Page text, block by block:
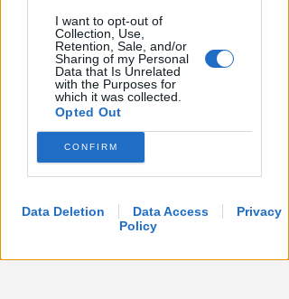
I want to opt-out of
Collection, Use,
Retention, Sale, and/or
Sharing of my Personal
Data that Is Unrelated
with the Purposes for
which it was collected.
Opted Out
CONFIRM
Data Deletion Data Access
Privacy
Policy